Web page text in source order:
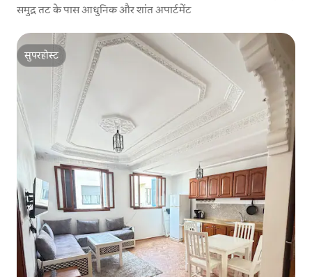
समुद्र तट के पास आधुनिक और शांत अपार्टमेंट
सुपरहोस्ट
सुपरहोस्ट